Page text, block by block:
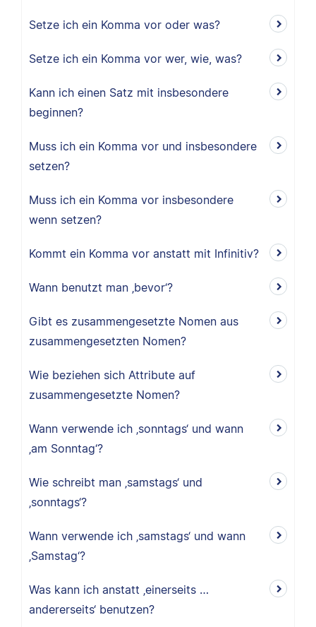
Setze ich ein Komma vor oder was?
Setze ich ein Komma vor wer, wie, was?
Kann ich einen Satz mit insbesondere
beginnen?
Muss ich ein Komma vor und insbesondere
setzen?
Muss ich ein Komma vor insbesondere
wenn setzen?
Kommt ein Komma vor anstatt mit Infinitiv?
Wann benutzt man ‚bevor‘?
Gibt es zusammengesetzte Nomen aus
zusammengesetzten Nomen?
Wie beziehen sich Attribute auf
zusammengesetzte Nomen?
Wann verwende ich ‚sonntags‘ und wann
‚am Sonntag‘?
Wie schreibt man ‚samstags‘ und
‚sonntags‘?
Wann verwende ich ‚samstags‘ und wann
‚Samstag‘?
Was kann ich anstatt ‚einerseits …
andererseits‘ benutzen?